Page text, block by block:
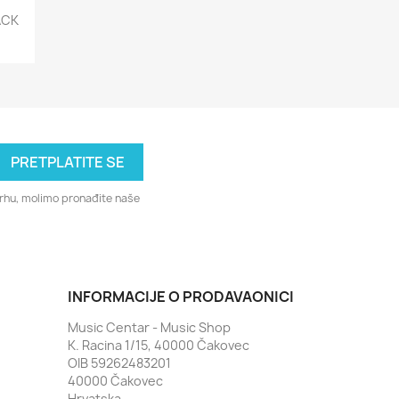
molimo pronađite naše
INFORMACIJE O PRODAVAONICI
Music Centar - Music Shop
K. Racina 1/15, 40000 Čakovec
OIB 59262483201
40000 Čakovec